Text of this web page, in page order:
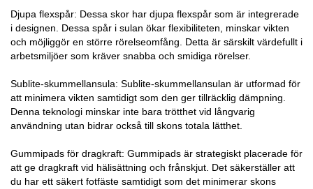
Djupa flexspår: Dessa skor har djupa flexspår som är integrerade
i designen. Dessa spår i sulan ökar flexibiliteten, minskar vikten
och möjliggör en större rörelseomfång. Detta är särskilt värdefullt i
arbetsmiljöer som kräver snabba och smidiga rörelser.
Sublite-skummellansula: Sublite-skummellansulan är utformad för
att minimera vikten samtidigt som den ger tillräcklig dämpning.
Denna teknologi minskar inte bara trötthet vid långvarig
användning utan bidrar också till skons totala lätthet.
Gummipads för dragkraft: Gummipads är strategiskt placerade för
att ge dragkraft vid hälisättning och frånskjut. Det säkerställer att
du har ett säkert fotfäste samtidigt som det minimerar skons